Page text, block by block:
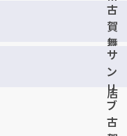
店
古
賀
舞
の
里
店
サ
ン
リ
ブ
古